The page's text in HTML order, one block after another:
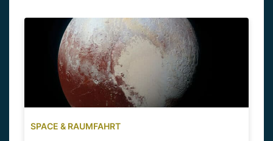
SPACE & RAUMFAHRT